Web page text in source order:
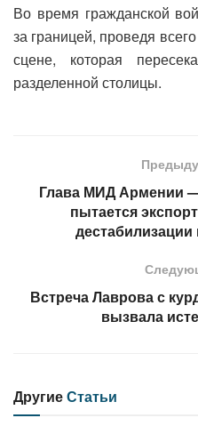
Во время гражданской
за границей, проведя
сцене, которая
разделенной столицы.
Глава МИД Армении
пытается
Встреча Лаврова с
вызвала
ДругиеСтатьи